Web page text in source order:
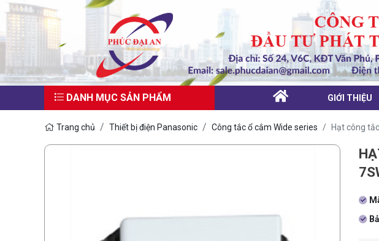
DANH MỤC SẢN PHẨM GIỚI THIỆU
Trang chủ Thiết bị điện Panasonic Công tắc ổ cắm Wide series Hạt công